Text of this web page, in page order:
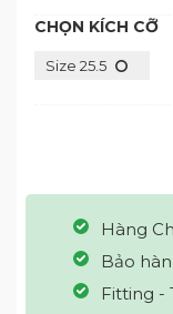
CHỌN KÍCH CỠ
Size 25.5
Hàng
Bảo
Fitting -